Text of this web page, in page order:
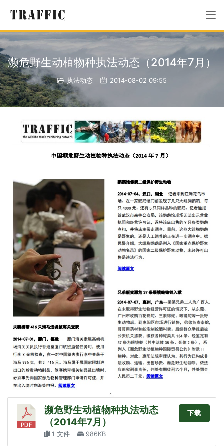
濒危野生动植物种执法动态（2014年7月）
执法动态 2014-08-02 09:55
濒危野生动植物种执法动态
（2014年7月）
1 文件 986KB
下载